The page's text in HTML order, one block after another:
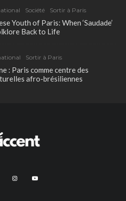
Société Sortir à Paris
Youth of Paris: When ‘Saudade’
Back to Life
Sortir à Paris
: Paris comme centre des
afro-brésiliennes